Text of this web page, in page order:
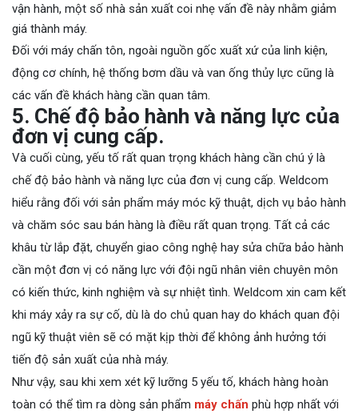
vận hành, một số nhà sản xuất coi nhẹ vấn đề này nhằm giảm
giá thành máy.
Đối với máy chấn tôn, ngoài nguồn gốc xuất xứ của linh kiện,
động cơ chính, hệ thống bơm dầu và van ống thủy lực cũng là
các vấn đề khách hàng cần quan tâm.
5. Chế độ bảo hành và năng lực của
đơn vị cung cấp.
Và cuối cùng, yếu tố rất quan trọng khách hàng cần chú ý là
chế độ bảo hành và năng lực của đơn vị cung cấp. Weldcom
hiểu rằng đối với sản phẩm máy móc kỹ thuật, dịch vụ bảo hành
và chăm sóc sau bán hàng là điều rất quan trọng. Tất cả các
khâu từ lắp đặt, chuyển giao công nghệ hay sửa chữa bảo hành
cần một đơn vị có năng lực với đội ngũ nhân viên chuyên môn
có kiến thức, kinh nghiệm và sự nhiệt tình. Weldcom xin cam kết
khi máy xảy ra sự cố, dù là do chủ quan hay do khách quan đội
ngũ kỹ thuật viên sẽ có mặt kịp thời để không ảnh hưởng tới
tiến độ sản xuất của nhà máy.
Như vậy, sau khi xem xét kỹ lưỡng 5 yếu tố, khách hàng hoàn
toàn có thể tìm ra dòng sản phẩm máy chấn phù hợp nhất với